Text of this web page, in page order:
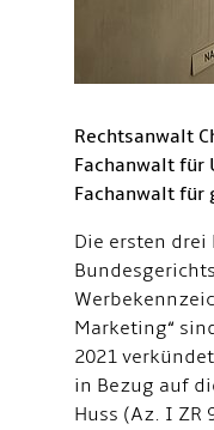
Rechtsanwalt
Fachanwalt für
Fachanwalt für
Die ersten drei
Marketing“
2021
in Bezug auf
Huss (Az. I ZR